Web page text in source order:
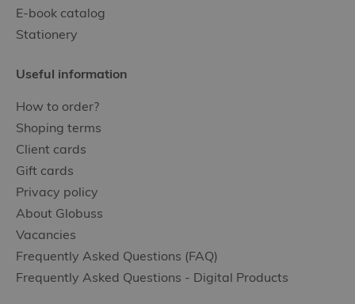
E-book catalog
Stationery
Useful information
How to order?
Shoping terms
Client cards
Gift cards
Privacy policy
About Globuss
Vacancies
Frequently Asked Questions (FAQ)
Frequently Asked Questions - Digital Products